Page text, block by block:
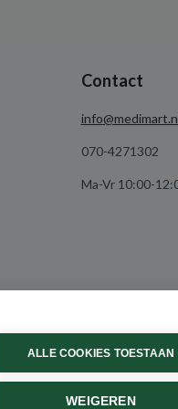
Contact
070-4271302
Ma-Vr 10:00-
ALLE COOKIES TOESTAAN
WEIGEREN